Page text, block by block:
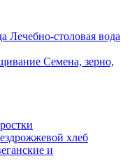
Лечебно-столовая вода
Семена, зерно,
хлеб